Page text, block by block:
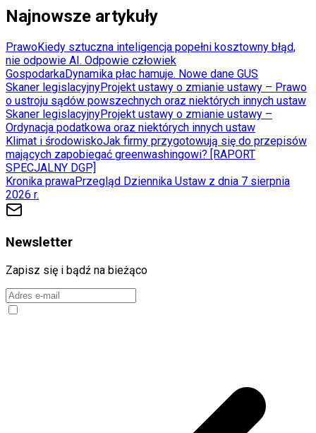
Najnowsze artykuły
PrawoKiedy sztuczna inteligencja popełni kosztowny błąd,
nie odpowie AI. Odpowie człowiek
GospodarkaDynamika płac hamuje. Nowe dane GUS
Skaner legislacyjnyProjekt ustawy o zmianie ustawy – Prawo
o ustroju sądów powszechnych oraz niektórych innych ustaw
Skaner legislacyjnyProjekt ustawy o zmianie ustawy –
Ordynacja podatkowa oraz niektórych innych ustaw
Klimat i środowiskoJak firmy przygotowują się do przepisów
mających zapobiegać greenwashingowi? [RAPORT
SPECJALNY DGP]
Kronika prawaPrzegląd Dziennika Ustaw z dnia 7 sierpnia
2026 r.
Newsletter
Zapisz się i bądź na bieżąco